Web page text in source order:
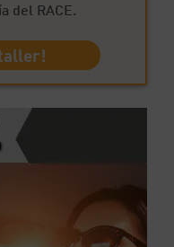
del RACE.